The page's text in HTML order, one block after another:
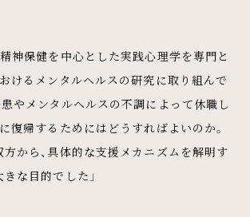
神保健を中心とした実践心理学を専門と
けるメンタルヘルスの研究に取り組んで
やメンタルヘルスの不調によって休職し
復帰するためにはどうすればよいのか。
から、具体的な支援メカニズムを解明す
な目的でした」